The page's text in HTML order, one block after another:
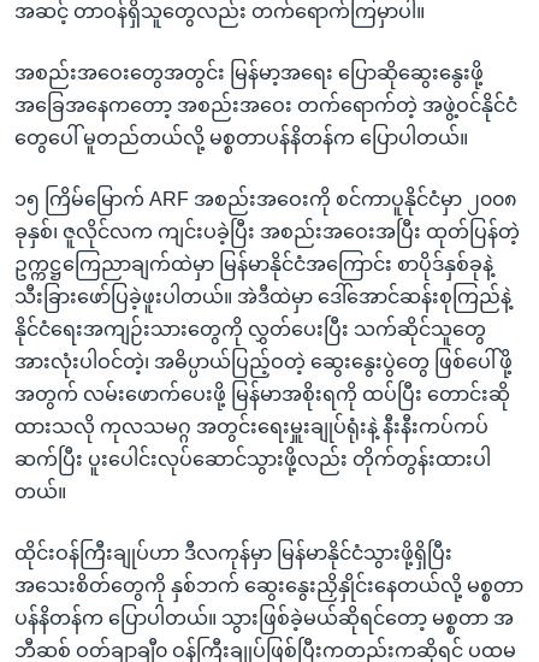
အဆင့် တာဝန်ရှိသူတွေလည်း တက်ရောက်ကြမှာပါ။
အစည်းအဝေးတွေအတွင်း မြန်မာ့အရေး ပြောဆိုဆွေးနွေးဖို့
အခြေအနေကတော့ အစည်းအဝေး တက်ရောက်တဲ့ အဖွဲ့ဝင်နိုင်ငံ
တွေပေါ် မူတည်တယ်လို့ မစ္စတာပန်နိတန်က ပြောပါတယ်။
၁၅ ကြိမ်မြောက် ARF အစည်းအဝေးကို စင်ကာပူနိုင်ငံမှာ ၂၀၀၈
ခုနှစ်၊ ဇူလိုင်လက ကျင်းပခဲ့ပြီး အစည်းအဝေးအပြီး ထုတ်ပြန်တဲ့
ဥက္ကဋ္ဌကြေညာချက်ထဲမှာ မြန်မာနိုင်ငံအကြောင်း စာပိုဒ်နှစ်ခုနဲ့
သီးခြားဖော်ပြခဲ့ဖူးပါတယ်။ အဲဒီထဲမှာ ဒေါ်အောင်ဆန်းစုကြည်နဲ့
နိုင်ငံရေးအကျဉ်းသားတွေကို လွှတ်ပေးပြီး သက်ဆိုင်သူတွေ
အားလုံးပါဝင်တဲ့၊ အဓိပ္ပာယ်ပြည့်ဝတဲ့ ဆွေးနွေးပွဲတွေ ဖြစ်ပေါ်ဖို့
အတွက် လမ်းဖောက်ပေးဖို့ မြန်မာအစိုးရကို ထပ်ပြီး တောင်းဆို
ထားသလို ကုလသမဂ္ဂ အတွင်းရေးမှူးချုပ်ရုံးနဲ့ နီးနီးကပ်ကပ်
ဆက်ပြီး ပူးပေါင်းလုပ်ဆောင်သွားဖို့လည်း တိုက်တွန်းထားပါ
တယ်။
ထိုင်းဝန်ကြီးချုပ်ဟာ ဒီလကုန်မှာ မြန်မာနိုင်ငံသွားဖို့ရှိပြီး
အသေးစိတ်တွေကို နှစ်ဘက် ဆွေးနွေးညှိနှိုင်းနေတယ်လို့ မစ္စတာ
ပန်နိတန်က ပြောပါတယ်။ သွားဖြစ်ခဲ့မယ်ဆိုရင်တော့ မစ္စတာ အ
ဘီဆစ် ဝတ်ချာချီ၀ ဝန်ကြီးချုပ်ဖြစ်ပြီးကတည်းကဆိုရင် ပထမ